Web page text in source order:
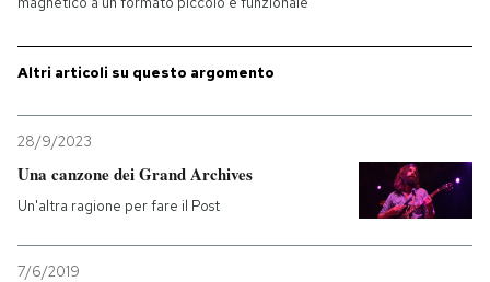
I MIEI PREFERITI
SHOP
Altri articoli su questo argomento
28/9/2023
Una canzone dei Grand Archives
Un'altra ragione per fare il Post
7/6/2019